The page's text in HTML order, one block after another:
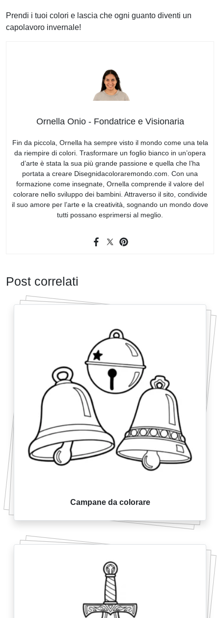
Prendi i tuoi colori e lascia che ogni guanto diventi un
capolavoro invernale!
Ornella Onio - Fondatrice e Visionaria
Fin da piccola, Ornella ha sempre visto il mondo come una tela
da riempire di colori. Trasformare un foglio bianco in un’opera
d’arte è stata la sua più grande passione e quella che l’ha
portata a creare Disegnidacoloraremondo.com. Con una
formazione come insegnate, Ornella comprende il valore del
colorare nello sviluppo dei bambini. Attraverso il sito, condivide
il suo amore per l’arte e la creatività, sognando un mondo dove
tutti possano esprimersi al meglio.
Post correlati
Campane da colorare